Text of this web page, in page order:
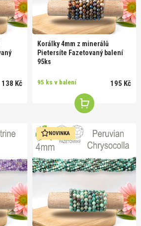
138 Kč
Korálky 4mm z minerálů
Pietersíte Fazetovaný balení
95ks
95 ks v balení 195 Kč
NOVINKA